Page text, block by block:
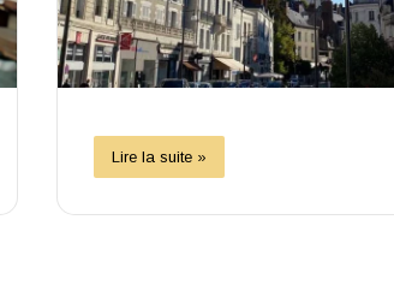
Lire la suite »